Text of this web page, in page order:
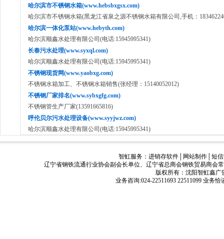
哈尔滨市不锈钢水箱(www.hebsbxgsx.com)
哈尔滨市不锈钢水箱(黑龙江省泉之源不锈钢水箱有限公司,手机：
哈尔滨一体化泵站(www.hebyth.com)
哈尔滨顺鑫水处理有限公司(电话:15945995341)
长春污水处理(www.syxql.com)
哈尔滨顺鑫水处理有限公司(电话:15945995341)
不锈钢现货网(www.yaobxg.com)
不锈钢水箱加工、不锈钢水箱销售(张经理：15140052012)
不锈钢厂家排名(www.sybxgfg.com)
不锈钢管生产厂家(13591665816)
呼伦贝尔污水处理设备(www.syyjwz.com)
哈尔滨顺鑫水处理有限公司(电话:15945995341)
智虹服务：进销存软件 网站制作 │短
辽宁省钢铁流通行业协会副会长单位、辽宁省总商会钢铁贸易商会
版权所有：沈阳智虹鑫广
业务咨询:024-22511693 22511099 业务